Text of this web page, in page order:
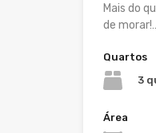
Mais do
de
Quartos
3
Área